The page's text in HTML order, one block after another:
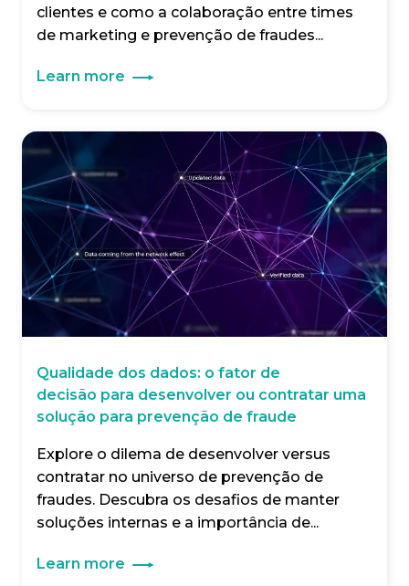
clientes e como a colaboração entre times
de marketing e prevenção de fraudes...
Learn more
Qualidade dos dados: o fator de
decisão para desenvolver ou contratar uma
solução para prevenção de fraude
Explore o dilema de desenvolver versus
contratar no universo de prevenção de
fraudes. Descubra os desafios de manter
soluções internas e a importância de...
Learn more